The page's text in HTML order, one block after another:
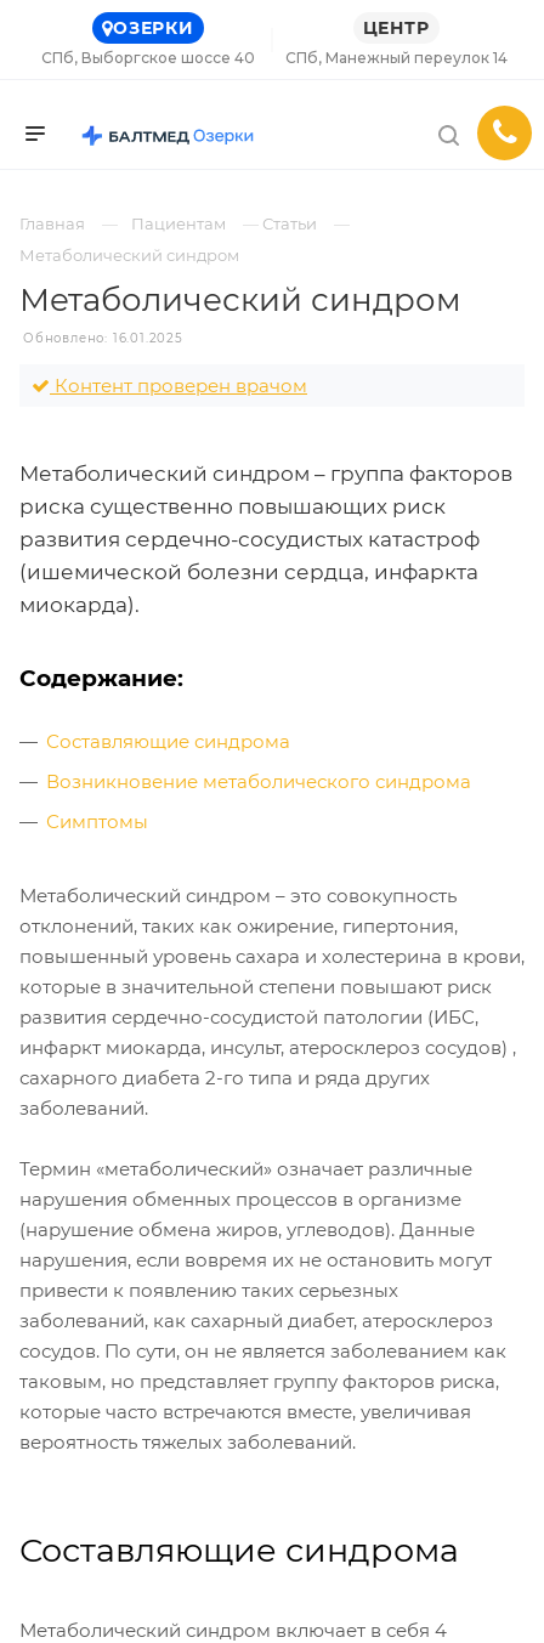
ОЗЕРКИ
СПб, Выборгское шоссе 40
ЦЕНТР
СПб, Манежный переулок 14
Главная Пациентам
Статьи
Метаболический синдром
Метаболический синдром
Обновлено: 16.01.2025
Контент проверен врачом
Метаболический синдром – группа факторов
риска существенно повышающих риск
развития сердечно-сосудистых катастроф
(ишемической болезни сердца, инфаркта
миокарда).
Содержание:
Составляющие синдрома
Возникновение метаболического синдрома
Симптомы
Метаболический синдром – это совокупность
отклонений, таких как ожирение, гипертония,
повышенный уровень сахара и холестерина в крови,
которые в значительной степени повышают риск
развития сердечно-сосудистой патологии (ИБС,
инфаркт миокарда, инсульт, атеросклероз сосудов) ,
сахарного диабета 2-го типа и ряда других
заболеваний.
Термин «метаболический» означает различные
нарушения обменных процессов в организме
(нарушение обмена жиров, углеводов). Данные
нарушения, если вовремя их не остановить могут
привести к появлению таких серьезных
заболеваний, как сахарный диабет, атеросклероз
сосудов. По сути, он не является заболеванием как
таковым, но представляет группу факторов риска,
которые часто встречаются вместе, увеличивая
вероятность тяжелых заболеваний.
Составляющие синдрома
Метаболический синдром включает в себя 4